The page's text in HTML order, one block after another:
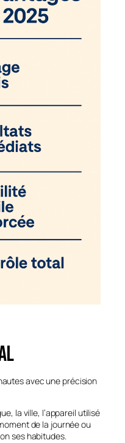
avec une précision
la ville, l’appareil utilisé
de la journée ou
ses habitudes.